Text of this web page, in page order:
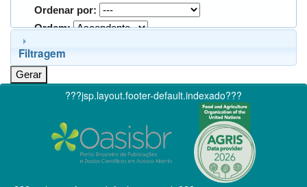
Ordenar por:
Ordem:
Filtragem
???jsp.layout.footer-default.indexado???